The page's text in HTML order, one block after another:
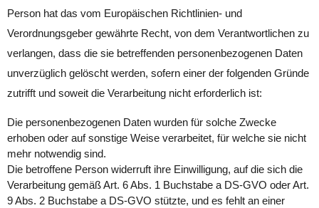
Person hat das vom Europäischen Richtlinien- und
Verordnungsgeber gewährte Recht, von dem Verantwortlichen zu
verlangen, dass die sie betreffenden personenbezogenen Daten
unverzüglich gelöscht werden, sofern einer der folgenden Gründe
zutrifft und soweit die Verarbeitung nicht erforderlich ist:
Die personenbezogenen Daten wurden für solche Zwecke
erhoben oder auf sonstige Weise verarbeitet, für welche sie nicht
mehr notwendig sind.
Die betroffene Person widerruft ihre Einwilligung, auf die sich die
Verarbeitung gemäß Art. 6 Abs. 1 Buchstabe a DS-GVO oder Art.
9 Abs. 2 Buchstabe a DS-GVO stützte, und es fehlt an einer